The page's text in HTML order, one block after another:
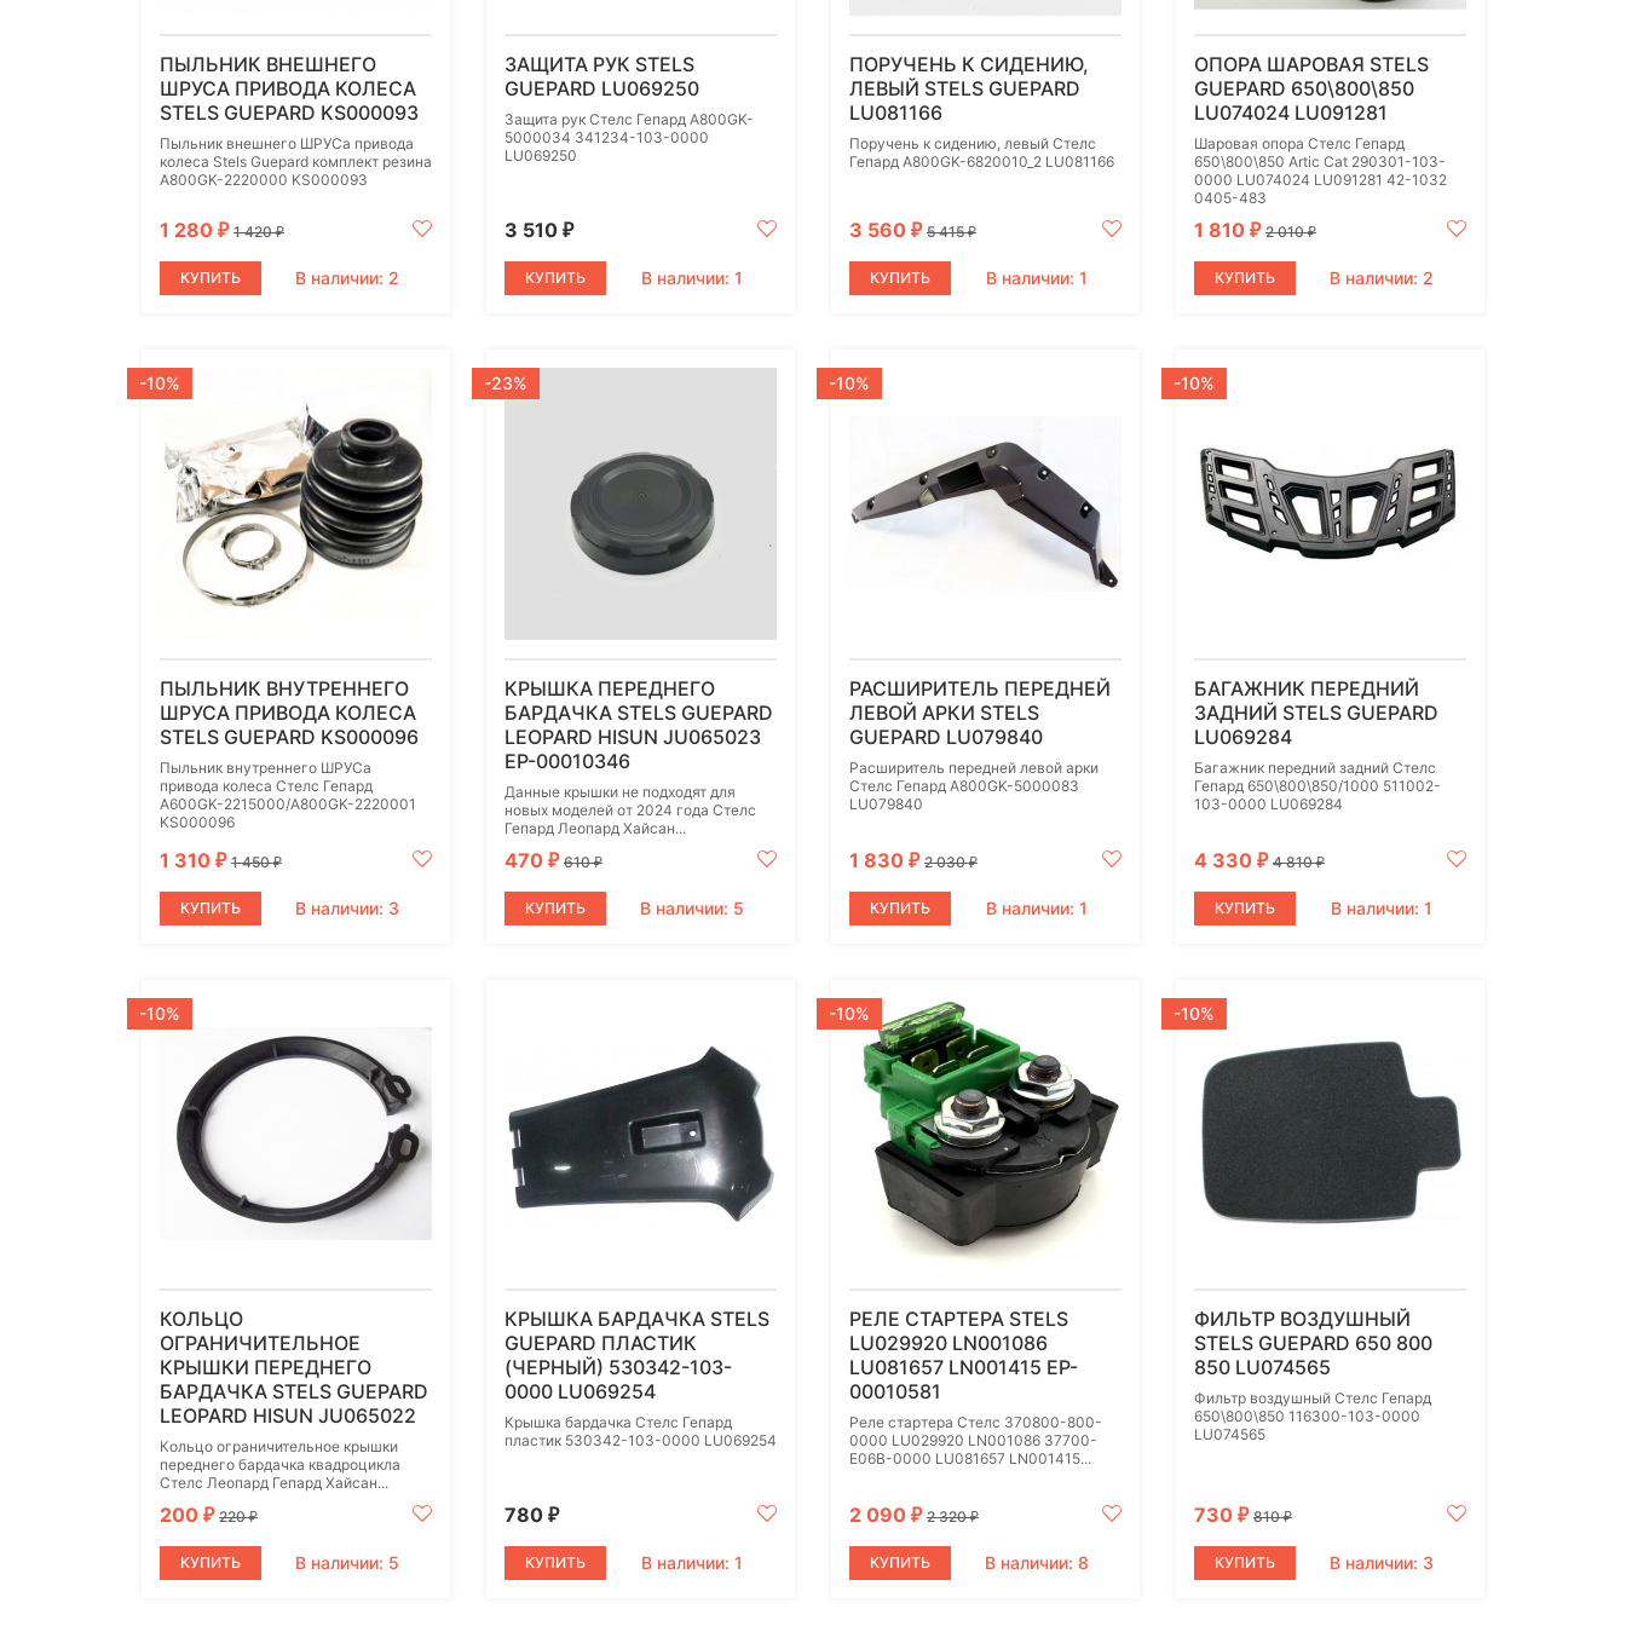
ПЫЛЬНИК ВНЕШНЕГО
ШРУСА ПРИВОДА КОЛЕСА
STELS GUEPARD KS000093
Пыльник внешнего ШРУСа привода
колеса Stels Guepard комплект резина
A800GK-2220000 KS000093
1 280 ₽ 1 420₽
КУПИТЬ В наличии: 2
ЗАЩИТА РУК STELS
GUEPARD LU069250
Защита рук Стелс Гепард A800GK-
5000034 341234-103-0000
LU069250
3 510 ₽
КУПИТЬ В наличии: 1
ПОРУЧЕНЬ К СИДЕНИЮ,
ЛЕВЫЙ STELS GUEPARD
LU081166
Поручень к сидению, левый Стелс
Гепард A800GK-6820010_2 LU081166
3 560 ₽ 5 415₽
КУПИТЬ В наличии: 1
ОПОРА ШАРОВАЯ STELS
GUEPARD 650\800\850
LU074024 LU091281
Шаровая опора Стелс Гепард
650\800\850 Artic Cat 290301-103-
0000 LU074024 LU091281 42-1032
0405-483
1 810 ₽ 2 010₽
КУПИТЬ В наличии: 2
-10%
ПЫЛЬНИК ВНУТРЕННЕГО
ШРУСА ПРИВОДА КОЛЕСА
STELS GUEPARD KS000096
Пыльник внутреннего ШРУСа
привода колеса Стелс Гепард
A600GK-2215000/A800GK-2220001
KS000096
1 310 ₽ 1 450₽
КУПИТЬ В наличии: 3
-23%
КРЫШКА ПЕРЕДНЕГО
БАРДАЧКА STELS GUEPARD
LEOPARD HISUN JU065023
EP-00010346
Данные крышки не подходят для
новых моделей от 2024 года Стелс
Гепард Леопард Хайсан...
470 ₽ 610₽
КУПИТЬ В наличии: 5
-10%
РАСШИРИТЕЛЬ ПЕРЕДНЕЙ
ЛЕВОЙ АРКИ STELS
GUEPARD LU079840
Расширитель передней левой арки
Стелс Гепард A800GK-5000083
LU079840
1 830 ₽ 2 030₽
КУПИТЬ В наличии: 1
-10%
БАГАЖНИК ПЕРЕДНИЙ
ЗАДНИЙ STELS GUEPARD
LU069284
Багажник передний задний Стелс
Гепард 650\800\850/1000 511002-
103-0000 LU069284
4 330 ₽ 4 810₽
КУПИТЬ В наличии: 1
-10%
КОЛЬЦО
ОГРАНИЧИТЕЛЬНОЕ
КРЫШКИ ПЕРЕДНЕГО
БАРДАЧКА STELS GUEPARD
LEOPARD HISUN JU065022
Кольцо ограничительное крышки
переднего бардачка квадроцикла
Стелс Леопард Гепард Хайсан...
200 ₽ 220₽
КУПИТЬ В наличии: 5
КРЫШКА БАРДАЧКА STELS
GUEPARD ПЛАСТИК
(ЧЕРНЫЙ) 530342-103-
0000 LU069254
Крышка бардачка Стелс Гепард
пластик 530342-103-0000 LU069254
780 ₽
КУПИТЬ В наличии: 1
-10%
РЕЛЕ СТАРТЕРА STELS
LU029920 LN001086
LU081657 LN001415 EP-
00010581
Реле стартера Стелс 370800-800-
0000 LU029920 LN001086 37700-
E06B-0000 LU081657 LN001415...
2 090 ₽ 2 320₽
КУПИТЬ В наличии: 8
-10%
ФИЛЬТР ВОЗДУШНЫЙ
STELS GUEPARD 650 800
850 LU074565
Фильтр воздушный Стелс Гепард
650\800\850 116300-103-0000
LU074565
730 ₽ 810₽
КУПИТЬ В наличии: 3